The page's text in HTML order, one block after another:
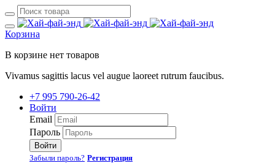
Корзина
В корзине нет товаров
Vivamus sagittis lacus vel augue laoreet rutrum faucibus.
+7 995 790-26-42
Войти
Email
Пароль
Войти
Забыли пароль? Регистрация